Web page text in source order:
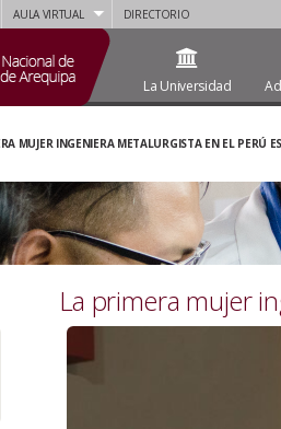
AULA VIRTUAL DIRECTORIO
La Universidad
MUJER INGENIERA METALURGISTA EN EL PERÚ
La primera mujer